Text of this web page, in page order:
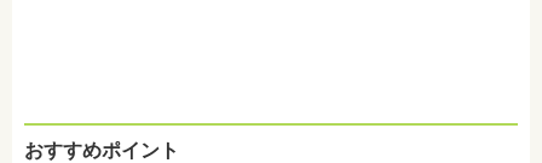
おすすめポイント